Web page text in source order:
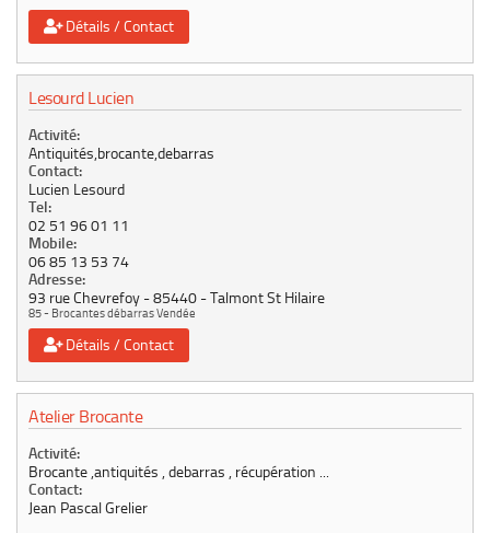
Détails / Contact
Lesourd Lucien
Activité:
Antiquités,brocante,debarras
Contact:
Lucien Lesourd
Tel:
02 51 96 01 11
Mobile:
06 85 13 53 74
Adresse:
93 rue Chevrefoy 85440 Talmont St Hilaire
85 - Brocantes débarras Vendée
Détails / Contact
Atelier Brocante
Activité:
Brocante ,antiquités , debarras , récupération ...
Contact:
Jean Pascal Grelier